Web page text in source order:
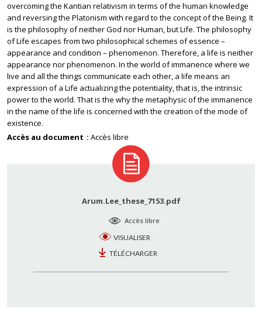
overcoming the Kantian relativism in terms of the human knowledge
and reversing the Platonism with regard to the concept of the Being. It
is the philosophy of neither God nor Human, but Life. The philosophy
of Life escapes from two philosophical schemes of essence –
appearance and condition – phenomenon. Therefore, a life is neither
appearance nor phenomenon. In the world of immanence where we
live and all the things communicate each other, a life means an
expression of a Life actualizing the potentiality, that is, the intrinsic
power to the world. That is the why the metaphysic of the immanence
in the name of the life is concerned with the creation of the mode of
existence.
Accès au document
Accès libre
Arum.Lee_these_7153.pdf
Accès libre
VISUALISER
TÉLÉCHARGER